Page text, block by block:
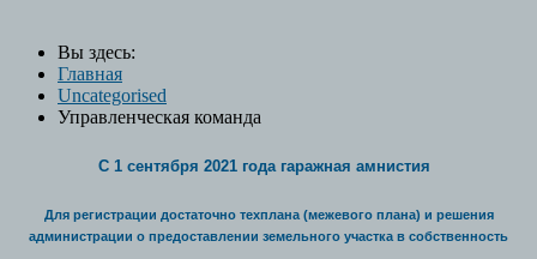
Вы здесь:
Главная
Uncategorised
Управленческая команда
С 1 сентября 2021 года гаражная амнистия
Для регистрации достаточно техплана (межевого плана) и решения
администрации о предоставлении земельного участка в собственность